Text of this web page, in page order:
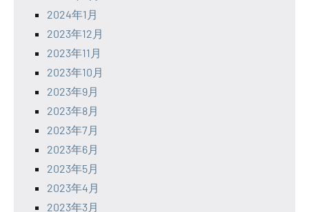
2024年1月
2023年12月
2023年11月
2023年10月
2023年9月
2023年8月
2023年7月
2023年6月
2023年5月
2023年4月
2023年3月